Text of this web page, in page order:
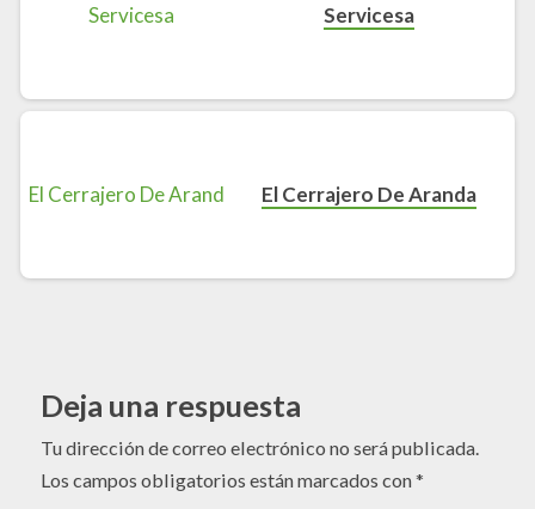
Servicesa
El Cerrajero De Aranda
Deja una respuesta
Tu dirección de correo electrónico no será publicada.
Los campos obligatorios están marcados con*